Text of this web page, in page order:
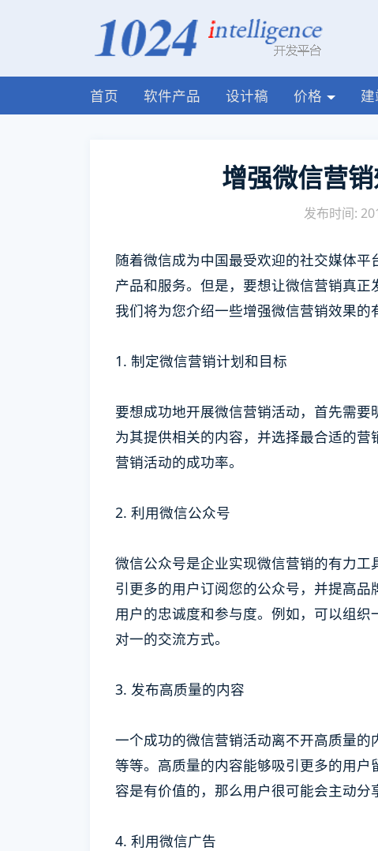
首页 软件产品 设计稿 价格
增强微信营
发布时间:
随着微信成为中国最受欢迎的社交媒体
产品和服务。但是，要想让微信营销真正
我们将为您介绍一些增强微信营销效果的
1. 制定微信营销计划和目标
要想成功地开展微信营销活动，首先需要
为其提供相关的内容，并选择最合适的
营销活动的成功率。
2. 利用微信公众号
微信公众号是企业实现微信营销的有力
引更多的用户订阅您的公众号，并提高
用户的忠诚度和参与度。例如，可以组
对一的交流方式。
3. 发布高质量的内容
一个成功的微信营销活动离不开高质量
等等。高质量的内容能够吸引更多的用
容是有价值的，那么用户很可能会主动分
4. 利用微信广告